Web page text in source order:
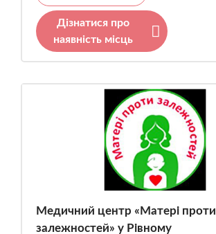
Дізнатися про
наявність місць
Медичний центр «Матері проти
залежностей» у Рівному